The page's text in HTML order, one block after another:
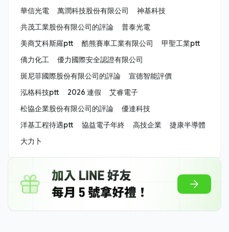
華信光電
萬潤科技股份有限公司
神基科技
共茂工業股份有限公司的評論
普泰光電
美商艾科斯羅ptt
酷熊賽車工業有限公司
甲聖工業ptt
僑力化工
優力國際安全認證有限公司
斑尼菲國際股份有限公司的評論
宣德智能評價
泓格科技ptt
2026 連假
艾睿電子
松協企業股份有限公司的評論
優達科技
洋基工程待遇ptt
協益電子年終 高技企業
捷康半導體
大力卜